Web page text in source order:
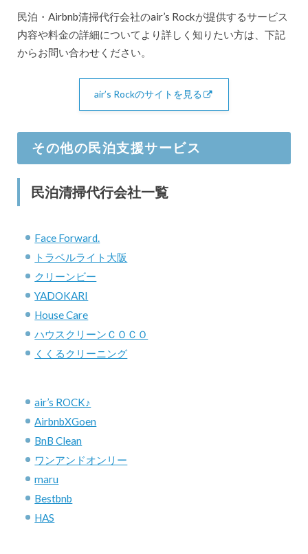
民泊・Airbnb清掃代行会社のair’s Rockが提供するサービス
内容や料金の詳細についてより詳しく知りたい方は、下記
からお問い合わせください。
air’s Rockのサイトを見る
その他の民泊支援サービス
民泊清掃代行会社一覧
Face Forward.
トラベルライト大阪
クリーンビー
YADOKARI
House Care
ハウスクリーンＣＯＣＯ
くくるクリーニング
air’s ROCK♪
AirbnbXGoen
BnB Clean
ワンアンドオンリー
maru
Bestbnb
HAS